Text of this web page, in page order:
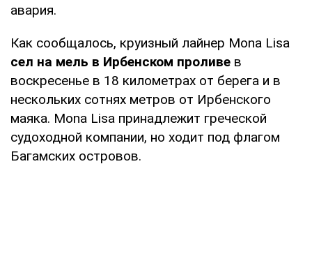
авария.
Как сообщалось, круизный лайнер Mona Lisa
сел на мель в Ирбенском проливе в
воскресенье в 18 километрах от берега и в
нескольких сотнях метров от Ирбенского
маяка. Mona Lisa принадлежит греческой
судоходной компании, но ходит под флагом
Багамских островов.